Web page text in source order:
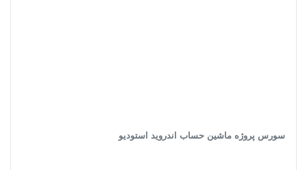
سورس پروژه ماشین حساب اندروید استودیو